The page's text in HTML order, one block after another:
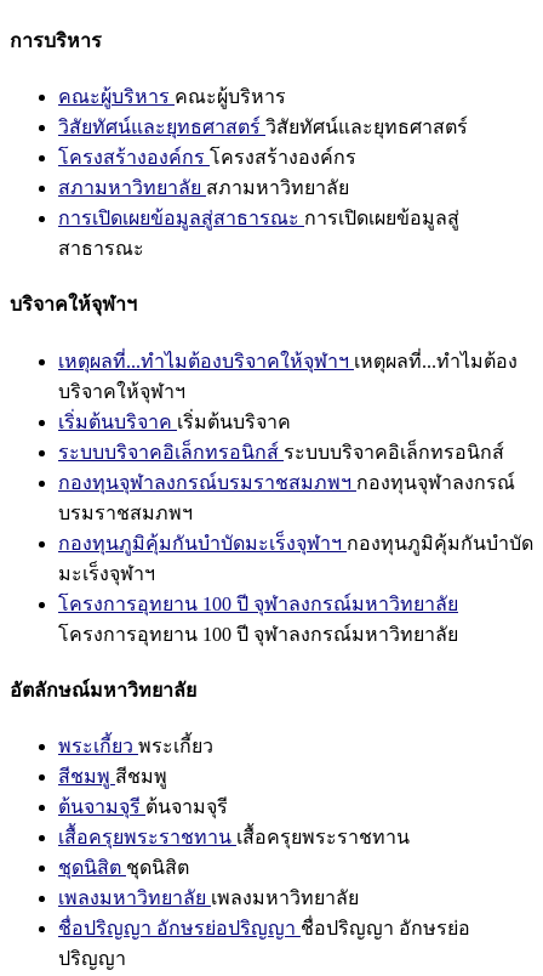
การบริหาร
คณะผู้บริหาร คณะผู้บริหาร
วิสัยทัศน์และยุทธศาสตร์ วิสัยทัศน์และยุทธศาสตร์
โครงสร้างองค์กร โครงสร้างองค์กร
สภามหาวิทยาลัย สภามหาวิทยาลัย
การเปิดเผยข้อมูลสู่สาธารณะ การเปิดเผยข้อมูลสู่
สาธารณะ
บริจาคให้จุฬาฯ
เหตุผลที่...ทำไมต้องบริจาคให้จุฬาฯ เหตุผลที่...ทำไมต้อง
บริจาคให้จุฬาฯ
เริ่มต้นบริจาค เริ่มต้นบริจาค
ระบบบริจาคอิเล็กทรอนิกส์ ระบบบริจาคอิเล็กทรอนิกส์
กองทุนจุฬาลงกรณ์บรมราชสมภพฯ กองทุนจุฬาลงกรณ์
บรมราชสมภพฯ
กองทุนภูมิคุ้มกันบำบัดมะเร็งจุฬาฯ กองทุนภูมิคุ้มกันบำบัด
มะเร็งจุฬาฯ
โครงการอุทยาน 100 ปี จุฬาลงกรณ์มหาวิทยาลัย
โครงการอุทยาน 100 ปี จุฬาลงกรณ์มหาวิทยาลัย
อัตลักษณ์มหาวิทยาลัย
พระเกี้ยว พระเกี้ยว
สีชมพู สีชมพู
ต้นจามจุรี ต้นจามจุรี
เสื้อครุยพระราชทาน เสื้อครุยพระราชทาน
ชุดนิสิต ชุดนิสิต
เพลงมหาวิทยาลัย เพลงมหาวิทยาลัย
ชื่อปริญญา อักษรย่อปริญญา ชื่อปริญญา อักษรย่อ
ปริญญา